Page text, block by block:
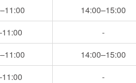
14:00–15:00
-
14:00–15:00
-